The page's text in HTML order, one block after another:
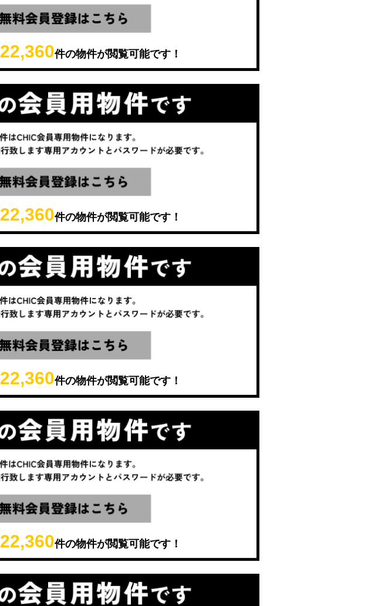
22,360件の物件が閲覧可能です！
22,360件の物件が閲覧可能です！
22,360件の物件が閲覧可能です！
22,360件の物件が閲覧可能です！